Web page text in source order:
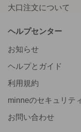
大口注文について
ヘルプセンター
お知らせ
ヘルプとガイド
利用規約
minneのセキュリテ
お問い合わせ